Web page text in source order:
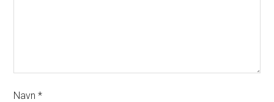
Navn*